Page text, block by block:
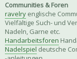
Communities & Foren
ravelry englische
Vielfältige Such- und
Nadeln, Garne etc.
Handarbeitsforen
Nadelspiel deutsche